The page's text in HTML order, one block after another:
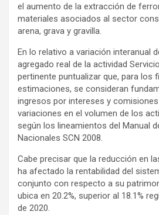
el aumento de la extracción de
materiales asociados al sector
arena, grava y gravilla.
En lo relativo a variación interanual
agregado real de la actividad
pertinente puntualizar que, para los
estimaciones, se consideran
ingresos por intereses y
variaciones en el volumen de los
según los lineamientos del Manual
Nacionales SCN 2008.
Cabe precisar que la reducción en
ha afectado la rentabilidad del
conjunto con respecto a su
ubica en 20.2%, superior al 18.1%
de 2020.